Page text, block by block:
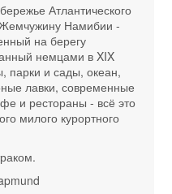
Атлантического
Намибии -
на берегу
немцами в XIX
парки и сады, океан,
лавки, современные
и рестораны - всё это
милого курортного